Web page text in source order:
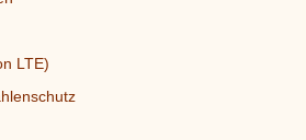
LTE)